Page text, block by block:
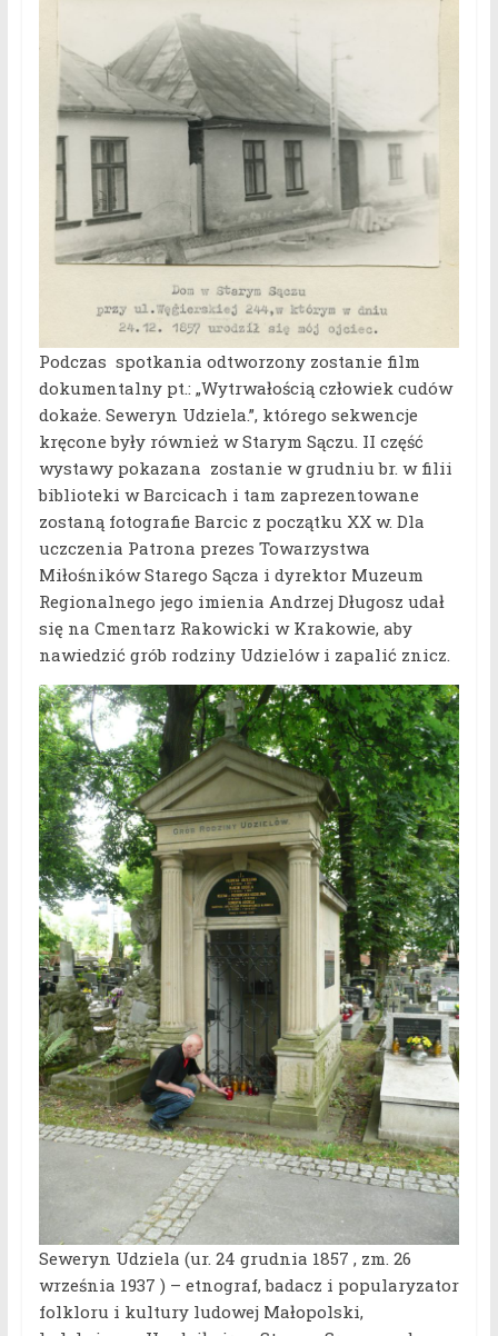
Podczas spotkania odtworzony zostanie film
dokumentalny pt.: „Wytrwałością człowiek cudów
dokaże. Seweryn Udziela.”, którego sekwencje
kręcone były również w Starym Sączu. II część
wystawy pokazana zostanie w grudniu br. w filii
biblioteki w Barcicach i tam zaprezentowane
zostaną fotografie Barcic z początku XX w. Dla
uczczenia Patrona prezes Towarzystwa
Miłośników Starego Sącza i dyrektor Muzeum
Regionalnego jego imienia Andrzej Długosz udał
się na Cmentarz Rakowicki w Krakowie, aby
nawiedzić grób rodziny Udzielów i zapalić znicz.
Seweryn Udziela (ur. 24 grudnia 1857 , zm. 26
września 1937 ) – etnograf, badacz i popularyzator
folkloru i kultury ludowej Małopolski,